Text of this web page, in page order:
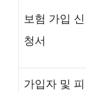
보험 가입 신
청서
가입자 및 피